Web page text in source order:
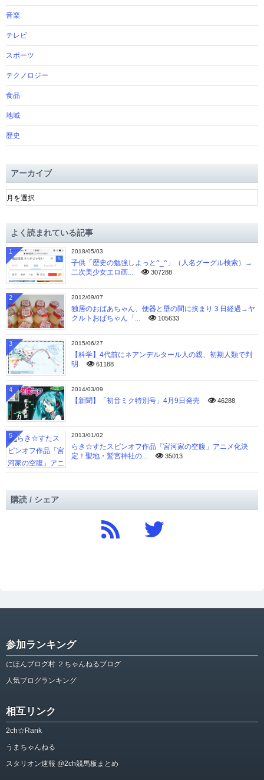
音楽
テレビ
スポーツ
テクノロジー
食品
地域
歴史
アーカイブ
ア
ー
ブよく読まれている記事
2018/05/03
子供「歴史の勉強しよっと^_^」（人名グーグル検索）→
二次美少女エロ画...
307288
1
2012/09/07
独居のおばあちゃん、便器と壁の間に挟まり３日経過→ヤ
クルトおばちゃん「...
105633
2
2015/06/27
【科学】4代前にネアンデルタール人の親、初期人類で判
明
61188
3
2014/03/09
【新聞】「初音ミク特別号」4月9日発売 46288
4
2013/01/02
らき☆すたスピンオフ作品「宮河家の空腹」アニメ化決
定！聖地・鷲宮神社の...
35013
5
購読 / シェア
参加ランキング
にほんブログ村 ２ちゃんねるブログ
人気ブログランキング
相互リンク
2ch☆Rank
うまちゃんねる
スタリオン速報 @2ch競馬板まとめ